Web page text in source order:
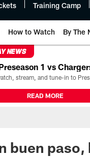
Training Camp
How to Watch By The
NEWS
1 vs
READ MORE
buen paso,